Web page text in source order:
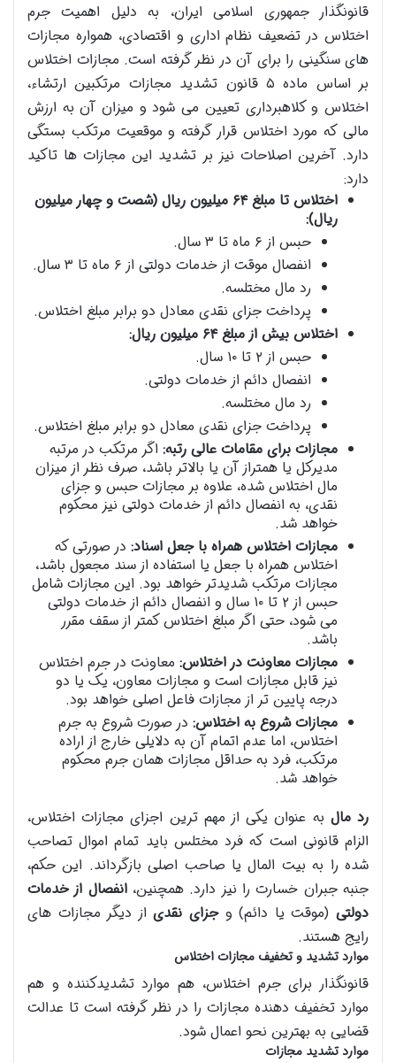
قانونگذار جمهوری اسلامی ایران، به دلیل اهمیت جرم
اختلاس در تضعیف نظام اداری و اقتصادی، همواره مجازات
های سنگینی را برای آن در نظر گرفته است. مجازات اختلاس
بر اساس ماده ۵ قانون تشدید مجازات مرتکبین ارتشاء،
اختلاس و کلاهبرداری تعیین می شود و میزان آن به ارزش
مالی که مورد اختلاس قرار گرفته و موقعیت مرتکب بستگی
دارد. آخرین اصلاحات نیز بر تشدید این مجازات ها تاکید
دارد:
اختلاس تا مبلغ ۶۴ میلیون ریال (شصت و چهار میلیون
ریال):
حبس از ۶ ماه تا ۳ سال.
انفصال موقت از خدمات دولتی از ۶ ماه تا ۳ سال.
رد مال مختلسه.
پرداخت جزای نقدی معادل دو برابر مبلغ اختلاس.
اختلاس بیش از مبلغ ۶۴ میلیون ریال:
حبس از ۲ تا ۱۰ سال.
انفصال دائم از خدمات دولتی.
رد مال مختلسه.
پرداخت جزای نقدی معادل دو برابر مبلغ اختلاس.
مجازات برای مقامات عالی رتبه: اگر مرتکب در مرتبه
مدیرکل یا همتراز آن یا بالاتر باشد، صرف نظر از میزان
مال اختلاس شده، علاوه بر مجازات حبس و جزای
نقدی، به انفصال دائم از خدمات دولتی نیز محکوم
خواهد شد.
مجازات اختلاس همراه با جعل اسناد: در صورتی که
اختلاس همراه با جعل یا استفاده از سند مجعول باشد،
مجازات مرتکب شدیدتر خواهد بود. این مجازات شامل
حبس از ۲ تا ۱۰ سال و انفصال دائم از خدمات دولتی
می شود، حتی اگر مبلغ اختلاس کمتر از سقف مقرر
باشد.
مجازات معاونت در اختلاس: معاونت در جرم اختلاس
نیز قابل مجازات است و مجازات معاون، یک یا دو
درجه پایین تر از مجازات فاعل اصلی خواهد بود.
مجازات شروع به اختلاس: در صورت شروع به جرم
اختلاس، اما عدم اتمام آن به دلایلی خارج از اراده
مرتکب، فرد به حداقل مجازات همان جرم محکوم
خواهد شد.
رد مال به عنوان یکی از مهم ترین اجزای مجازات اختلاس،
الزام قانونی است که فرد مختلس باید تمام اموال تصاحب
شده را به بیت المال یا صاحب اصلی بازگرداند. این حکم،
جنبه جبران خسارت را نیز دارد. همچنین،انفصال از خدمات
دولتی(موقت یا دائم) وجزای نقدیاز دیگر مجازات های
رایج هستند.
موارد تشدید و تخفیف مجازات اختلاس
قانونگذار برای جرم اختلاس، هم موارد تشدیدکننده و هم
موارد تخفیف دهنده مجازات را در نظر گرفته است تا عدالت
قضایی به بهترین نحو اعمال شود.
موارد تشدید مجازات